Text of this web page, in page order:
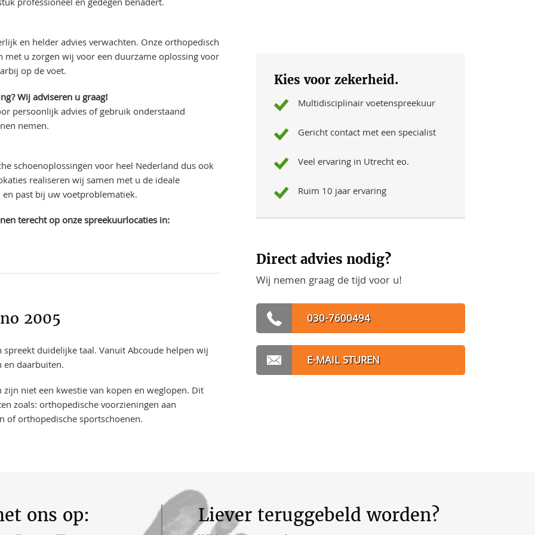
professioneel en gedegen benadert.
en helder advies verwachten. Onze orthopedisch
u zorgen wij voor een duurzame oplossing voor
op de voet.
Wij adviseren u graag!
persoonlijk advies of gebruik onderstaand
nemen.
schoenoplossingen voor heel Nederland dus ook
realiseren wij samen met u de ideale
past bij uw voetproblematiek.
terecht op onze spreekuurlocaties in:
2005
duidelijke taal. Vanuit Abcoude helpen wij
en daarbuiten.
niet een kwestie van kopen en weglopen. Dit
zoals: orthopedische voorzieningen aan
of orthopedische sportschoenen.
Kies voor zekerheid.
Multidisciplinair voetenspreekuur
Gericht contact met een specialist
Veel ervaring in Utrecht eo.
Ruim 10 jaar ervaring
Direct advies nodig?
Wij nemen graag de tijd voor u!
030-7600494
E-MAIL STUREN
ons op: Liever teruggebeld worden?